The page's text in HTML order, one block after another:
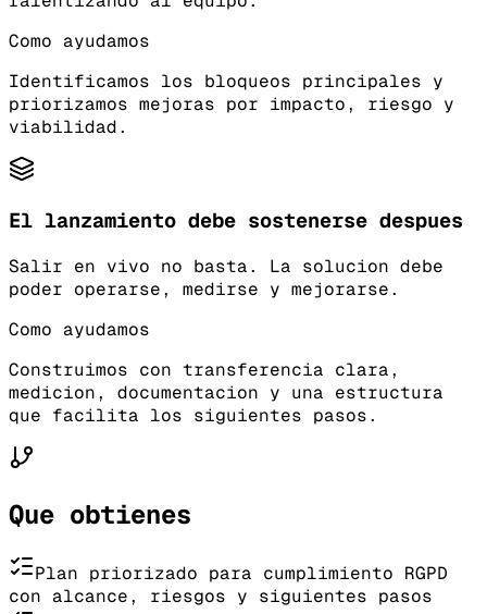
Como ayudamos
Identificamos los bloqueos principales y
priorizamos mejoras por impacto, riesgo y
viabilidad.
El lanzamiento debe sostenerse despues
Salir en vivo no basta. La solucion debe
poder operarse, medirse y mejorarse.
Como ayudamos
Construimos con transferencia clara,
medicion, documentacion y una estructura
que facilita los siguientes pasos.
Que obtienes
Plan priorizado para cumplimiento RGPD
con alcance, riesgos y siguientes pasos